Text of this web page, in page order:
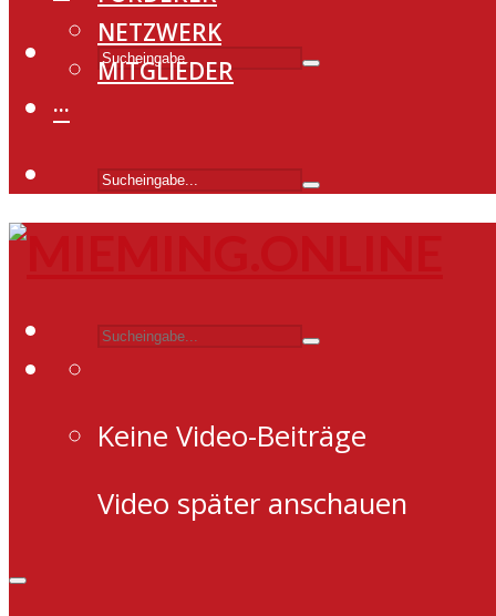
NETZWERK
MITGLIEDER
···
Keine Video-Beiträge
Video später anschauen